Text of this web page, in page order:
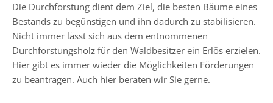
Die Durchforstung dient dem Ziel, die besten Bäume eines
Bestands zu begünstigen und ihn dadurch zu stabilisieren.
Nicht immer lässt sich aus dem entnommenen
Durchforstungsholz für den Waldbesitzer ein Erlös erzielen.
Hier gibt es immer wieder die Möglichkeiten Förderungen
zu beantragen. Auch hier beraten wir Sie gerne.